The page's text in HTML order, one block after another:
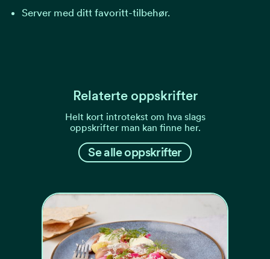
Server med ditt favoritt-tilbehør.
Relaterte oppskrifter
Helt kort introtekst om hva slags
oppskrifter man kan finne her.
Se alle oppskrifter